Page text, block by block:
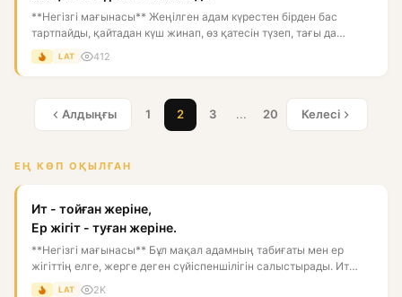
**Негізгі мағынасы** Жеңілген адам күрестен бірден бас
тартпайды, қайтадан күш жинап, өз қатесін түзеп, тағы да
талпынад...
LAT 412
Алдыңғы 1 2 3 ... 20 Келесі
ЕҢ КӨП ОҚЫЛҒАН
Ит - тойған жеріне,
Ер жігіт - туған жеріне.
**Негізгі мағынасы** Бұл мақал адамның табиғаты мен ер
жігіттің елге, жерге деген сүйіспеншілігін салыстырады. Ит
тойған...
LAT 2K